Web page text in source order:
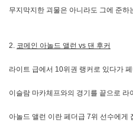
무지막지한 괴물은 아니라도 그에 준하
2. 코메인 아놀드 앨런 vs 댄 후커
라이트 급에서 10위권 랭커로 있다가
이슬람 마카체프와의 경기를 끝으로
아놀드 앨런 이란 페더급 7위 선수에게